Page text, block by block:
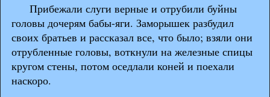
Прибежали слуги верные и отрубили буйны
головы дочерям бабы-яги. Заморышек разбудил
своих братьев и рассказал все, что было; взяли они
отрубленные головы, воткнули на железные спицы
кругом стены, потом оседлали коней и поехали
наскоро.